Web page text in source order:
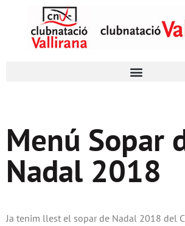
Menú Sopar
Nadal 2018
Ja tenim llest el sopar de Nadal 2018 del